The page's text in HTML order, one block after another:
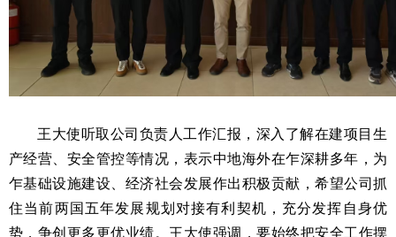
王大使听取公司负责人工作汇报，深入了解在建项目生
产经营、安全管控等情况，表示中地海外在乍深耕多年，为
乍基础设施建设、经济社会发展作出积极贡献，希望公司抓
住当前两国五年发展规划对接有利契机，充分发挥自身优
势，争创更多更优业绩。王大使强调，要始终把安全工作摆